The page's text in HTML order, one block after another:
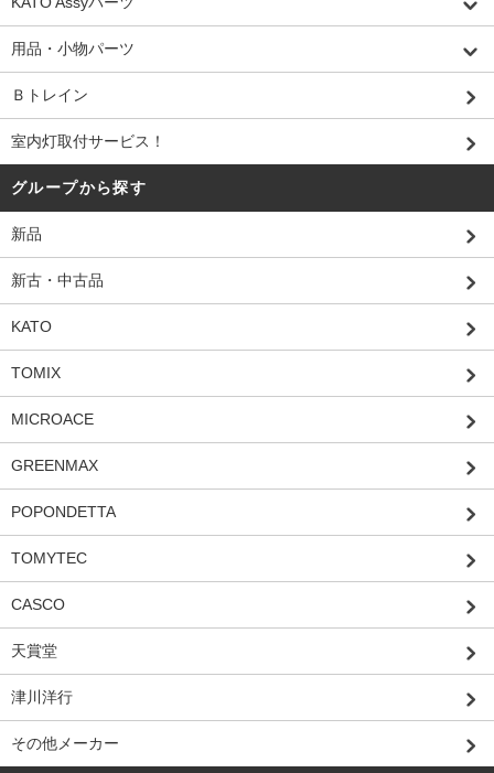
用品・小物パーツ
Ｂトレイン
室内灯取付サービス！
グループから探す
新品
新古・中古品
KATO
TOMIX
MICROACE
GREENMAX
POPONDETTA
TOMYTEC
CASCO
天賞堂
津川洋行
その他メーカー